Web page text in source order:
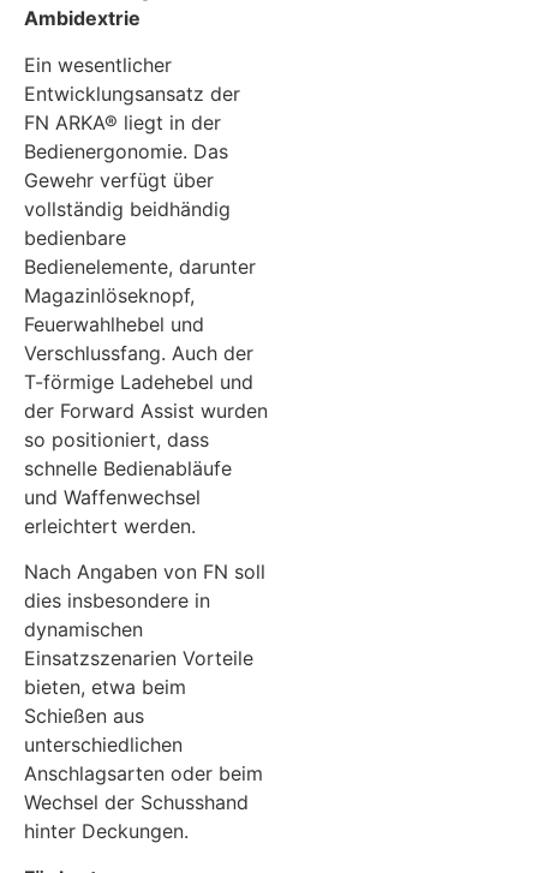
Ambidextrie
Ein wesentlicher
Entwicklungsansatz der
FN ARKA® liegt in der
Bedienergonomie. Das
Gewehr verfügt über
vollständig beidhändig
bedienbare
Bedienelemente, darunter
Magazinlöseknopf,
Feuerwahlhebel und
Verschlussfang. Auch der
T-förmige Ladehebel und
der Forward Assist wurden
so positioniert, dass
schnelle Bedienabläufe
und Waffenwechsel
erleichtert werden.
Nach Angaben von FN soll
dies insbesondere in
dynamischen
Einsatzszenarien Vorteile
bieten, etwa beim
Schießen aus
unterschiedlichen
Anschlagsarten oder beim
Wechsel der Schusshand
hinter Deckungen.